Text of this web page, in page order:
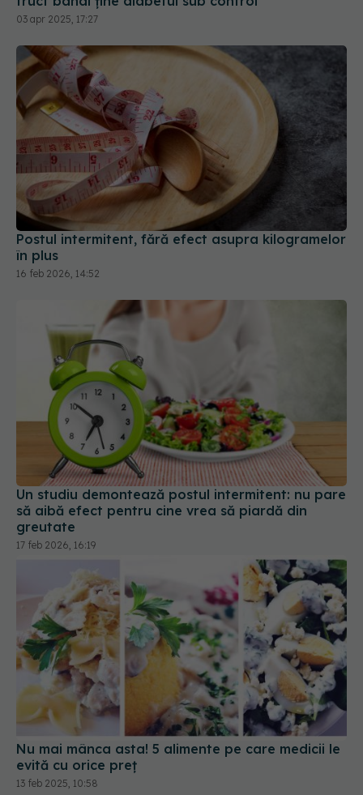
03 apr 2025, 17:27
Postul intermitent, fără efect asupra kilogramelor
în plus
16 feb 2026, 14:52
Un studiu demontează postul intermitent: nu pare
să aibă efect pentru cine vrea să piardă din
greutate
17 feb 2026, 16:19
Nu mai mânca asta! 5 alimente pe care medicii le
evită cu orice preț
13 feb 2025, 10:58